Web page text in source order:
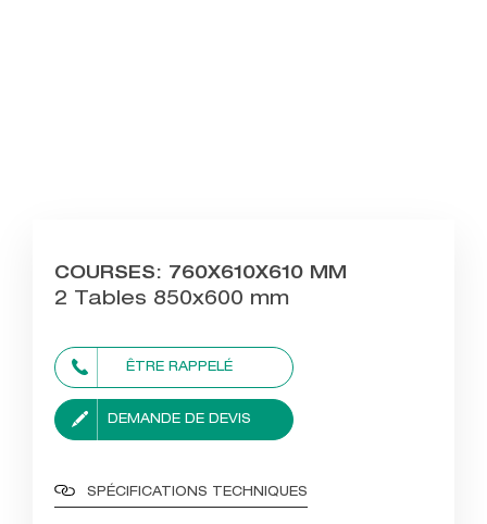
COURSES: 760X610X610 MM
2 Tables 850x600 mm
ÊTRE RAPPELÉ
DEMANDE DE DEVIS
SPÉCIFICATIONS TECHNIQUES